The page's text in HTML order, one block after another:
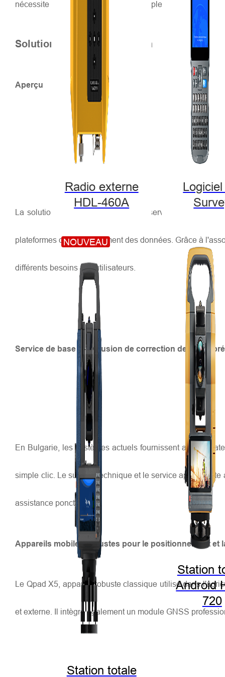
Radio externe
HDL-460A
NOUVEAU
Station totale
Station
Android
720
nécessite des terminaux portables simples d'utilisation et
Solutions de haute précision
Aperçu
La solution Hi-Target comprend des services CORS,
plateformes de post-traitement des données. Grâce à
différents besoins des utilisateurs.
Service de base — Diffusion de correction de haute
En Bulgarie, les systèmes actuels fournissent aux
simple clic. Le support technique et le service après-
assistance ponctuelle.
Appareils mobiles robustes pour le positionnement et
Le Qpad X5, appareil robuste classique utilisé dans
et externe. Il intègre également un module GNSS